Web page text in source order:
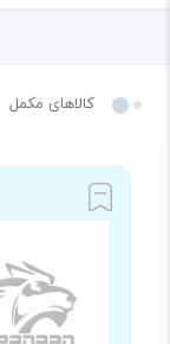
کالاهای مکمل